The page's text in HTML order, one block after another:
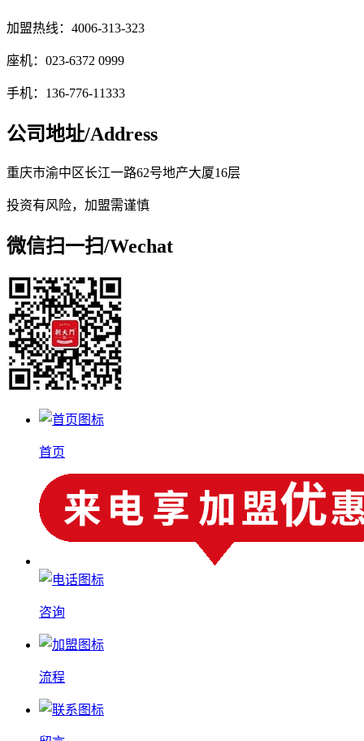
加盟热线：4006-313-323
座机：023-6372 0999
手机：136-776-11333
公司地址/Address
重庆市渝中区长江一路62号地产大厦16层
投资有风险，加盟需谨慎
微信扫一扫/Wechat
首页
咨询
流程